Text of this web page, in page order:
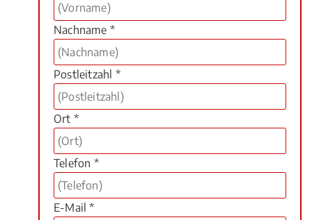
Nachname *
Postleitzahl *
Ort *
Telefon *
E-Mail *